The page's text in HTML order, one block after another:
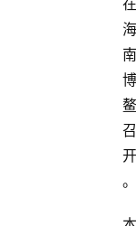
在
海
南
博
鳌
召
开
。